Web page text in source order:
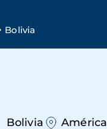
Bolivia
Bolivia América